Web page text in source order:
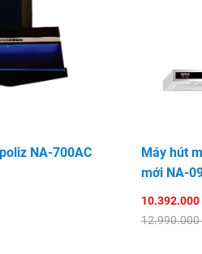
NA-700AC
Máy hút
mới NA-
10.392.000
12.990.000